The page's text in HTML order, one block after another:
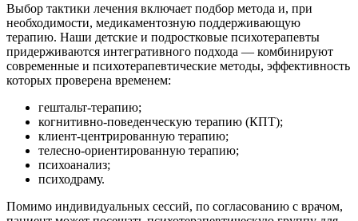
Выбор тактики лечения включает подбор метода и, при
необходимости, медикаментозную поддерживающую
терапию. Наши детские и подростковые психотерапевты
придерживаются интегративного подхода — комбинируют
современные и психотерапевтические методы, эффективность
которых проверена временем:
гештальт-терапию;
когнитивно-поведенческую терапию (КПТ);
клиент-центрированную терапию;
телесно-ориентированную терапию;
психоанализ;
психодраму.
Помимо индивидуальных сессий, по согласованию с врачом,